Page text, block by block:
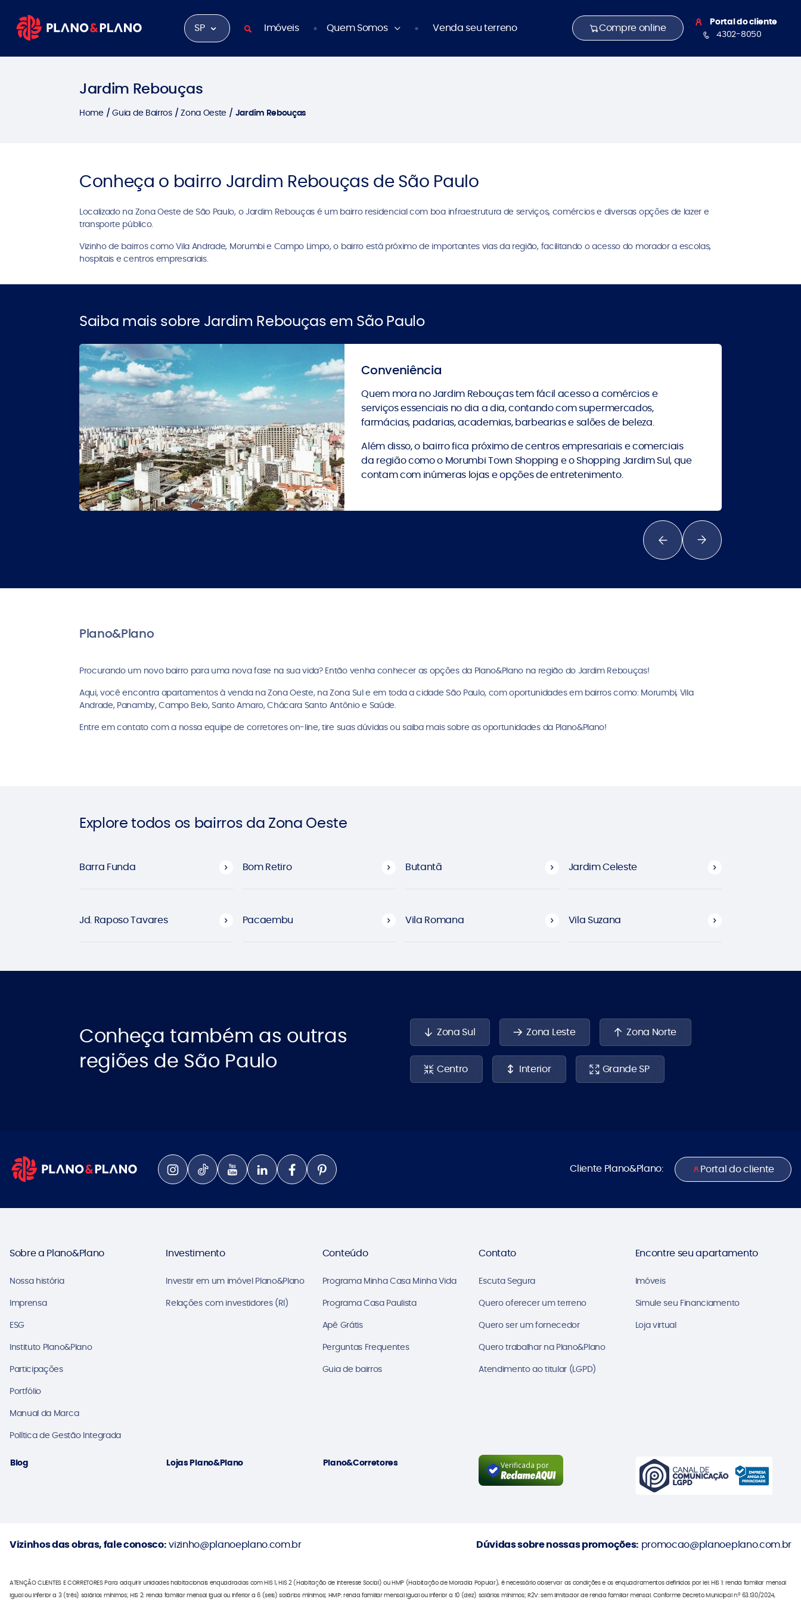
SP Imóveis Quem Somos Venda seu terreno Compre online
Portal do cliente
4302-8050
Jardim Rebouças
Home Guia de Bairros Zona Oeste Jardim Rebouças
Conheça o bairro Jardim Rebouças de São Paulo
Localizado na Zona Oeste de São Paulo, o Jardim Rebouças é um bairro residencial com boa infraestrutura de serviços, comércios e diversas opções de lazer e
transporte público.
Vizinho de bairros como Vila Andrade, Morumbi e Campo Limpo, o bairro está próximo de importantes vias da região, facilitando o acesso do morador a escolas,
hospitais e centros empresariais.
Saiba mais sobre Jardim Rebouças em São Paulo
Conveniência
Quem mora no Jardim Rebouças tem fácil acesso a comércios e
serviços essenciais no dia a dia, contando com supermercados,
farmácias, padarias, academias, barbearias e salões de beleza.
Além disso, o bairro fica próximo de centros empresariais e comerciais
da região como o Morumbi Town Shopping e o Shopping Jardim Sul, que
contam com inúmeras lojas e opções de entretenimento.
Plano&Plano
Procurando um novo bairro para uma nova fase na sua vida? Então venha conhecer as opções da Plano&Plano na região do Jardim Rebouças!
Aqui, você encontra apartamentos à venda na Zona Oeste, na Zona Sul e em toda a cidade São Paulo, com oportunidades em bairros como: Morumbi, Vila
Andrade, Panamby, Campo Belo, Santo Amaro, Chácara Santo Antônio e Saúde.
Entre em contato com a nossa equipe de corretores on-line, tire suas dúvidas ou saiba mais sobre as oportunidades da Plano&Plano!
Explore todos os bairros da Zona Oeste
Barra Funda Bom Retiro Butantã Jardim Celeste
Jd. Raposo Tavares Pacaembu Vila Romana Vila Suzana
Conheça também as outras
regiões de São Paulo
Zona Sul Zona Leste Zona Norte
Centro Interior Grande SP
Cliente Plano&Plano: Portal do cliente
Sobre a Plano&Plano
Nossa história
Imprensa
ESG
Instituto Plano&Plano
Participações
Portfólio
Manual da Marca
Política de Gestão Integrada
Investimento
Investir em um imóvel Plano&Plano
Relações com investidores (RI)
Conteúdo
Programa Minha Casa Minha Vida
Programa Casa Paulista
Apê Grátis
Perguntas Frequentes
Guia de bairros
Contato
Escuta Segura
Quero oferecer um terreno
Quero ser um fornecedor
Quero trabalhar na Plano&Plano
Atendimento ao titular (LGPD)
Encontre seu apartamento
Imóveis
Simule seu Financiamento
Loja virtual
Blog Lojas Plano&Plano Plano&Corretores Verificada por
Vizinhos das obras, fale conosco:vizinho@planoeplano.com.br Dúvidas sobre nossas promoções: promocao@planoeplano.com.br
ATENÇÃO CLIENTES E CORRETORES Para adquirir unidades habitacionais enquadradas com HIS 1, HIS 2 (Habitação de Interesse Social) ou HMP (Habitação de Moradia Popular), é necessário observar as condições e os enquadramentos definidos por lei: HIS 1: renda familiar mensal
igual ou inferior a 3 (três) salários mínimos; HIS 2: renda familiar mensal igual ou inferior a 6 (seis) salários mínimos; HMP: renda familiar mensal igual ou inferior a 10 (dez) salários mínimos; R2V: sem limitador de renda familiar mensal. Conforme Decreto Municipal n.º 63.130/2024,